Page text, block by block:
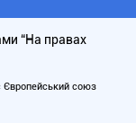
“На правах
Європейський союз